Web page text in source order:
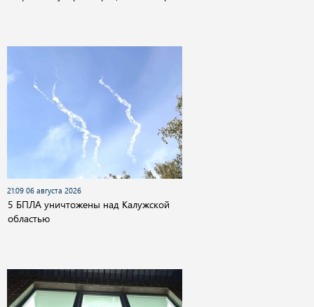
21:09 06 августа 2026
5 БПЛА уничтожены над Калужской
областью